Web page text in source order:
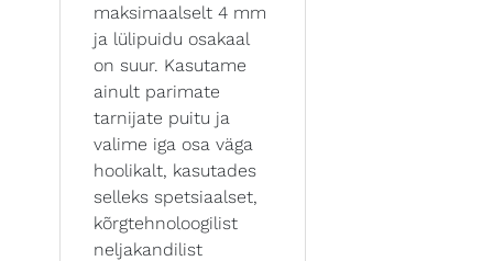
maksimaalselt 4 mm
ja lülipuidu osakaal
on suur. Kasutame
ainult parimate
tarnijate puitu ja
valime iga osa väga
hoolikalt, kasutades
selleks spetsiaalset,
kõrgtehnoloogilist
neljakandilist